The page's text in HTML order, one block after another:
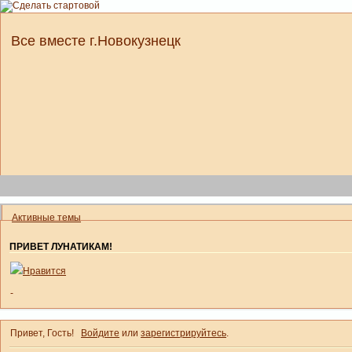
Все вместе г.Новокузнецк
Активные темы
ПРИВЕТ ЛУНАТИКАМ!
Нравится
-
Привет, Гость! Войдите или зарегистрируйтесь.